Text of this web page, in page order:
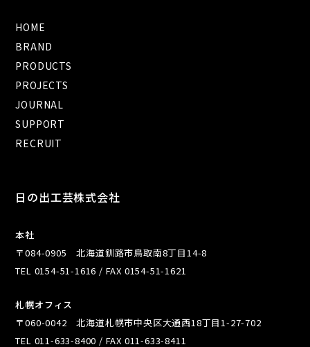
HOME
BRAND
PRODUCTS
PROJECTS
JOURNAL
SUPPORT
RECRUIT
日の出工芸株式会社
本社
〒084-0905 北海道釧路市鳥取南8丁目14-8
TEL 0154-51-1616 / FAX 0154-51-1621
札幌オフィス
〒060-0042 北海道札幌市中央区大通西18丁目1-27-702
TEL 011-633-8400 / FAX 011-633-8411